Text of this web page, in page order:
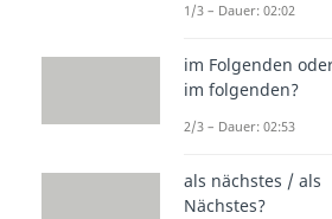
1/3 – Dauer: 02:02
im Folgenden
im folgenden?
2/3 – Dauer: 02:53
als nächstes / als
Nächstes?